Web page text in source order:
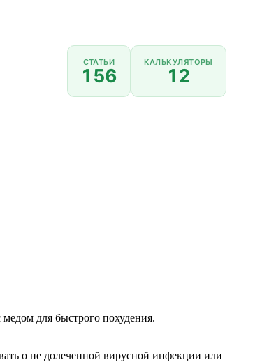
СТАТЬИ
156
КАЛЬКУЛЯТОРЫ
12
для быстрого похудения.
о не долеченной вирусной инфекции или